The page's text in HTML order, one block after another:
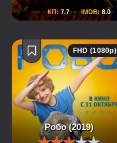
КП:7.7 IMDB:8.0
Робо (2019)
FHD (1080p)